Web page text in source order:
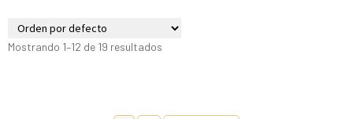
Mostrando 1–12 de 19 resultados